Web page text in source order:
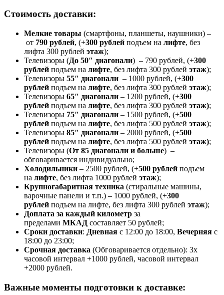
Стоимость доставки:
Мелкие товары (смартфоны, планшеты, наушники) –
от 790 рублей, (+300 рублей подъем на лифте, без
лифта 300 рублей этаж);
Телевизоры (До 50″ диагонали) – 790 рублей, (+300
рублей подъем на лифте, без лифта 300 рублей этаж);
Телевизоры 55″ диагонали – 1000 рублей, (+300
рублей подъем на лифте, без лифта 300 рублей этаж);
Телевизоры 65″ диагонали – 1200 рублей, (+300
рублей подъем на лифте, без лифта 300 рублей этаж);
Телевизоры 75″ диагонали – 1500 рублей, (+500
рублей подъем на лифте, без лифта 500 рублей этаж);
Телевизоры 85″ диагонали – 2000 рублей, (+500
рублей подъем на лифте, без лифта 500 рублей этаж);
Телевизоры (От 85 диагонали и больше) –
обговаривается индивидуально;
Холодильники – 2500 рублей, (+500 рублей подъем
на лифте, без лифта 1000 рублей этаж);
Крупногабаритная техника (стиральные машины,
варочные панели и т.п.) – 1000 рублей, (+300
рублей подъем на лифте, без лифта 300 рублей этаж);
Доплата за каждый километр за
пределами МКАД составляет 50 рублей;
Сроки доставки: Дневная с 12:00 до 18:00, Вечерняя с
18:00 до 23:00;
Срочная доставка (Обговаривается отдельно): 3х
часовой интервал +1000 рублей, часовой интервал
+2000 рублей.
Важные моменты подготовки к доставке: